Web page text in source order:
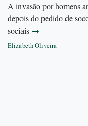
A invasão por homens
depois do pedido de
sociais →
Elizabeth Oliveira